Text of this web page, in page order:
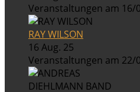
Veranstaltungen am 16/
RAY WILSON
16 Aug. 25
Veranstaltungen am 22/